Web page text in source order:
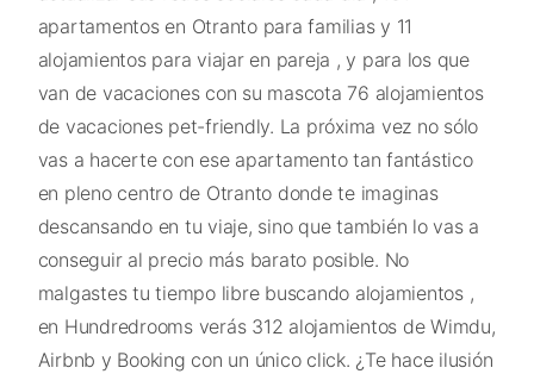
apartamentos en Otranto para familias y 11
alojamientos para viajar en pareja , y para los que
van de vacaciones con su mascota 76 alojamientos
de vacaciones pet-friendly. La próxima vez no sólo
vas a hacerte con ese apartamento tan fantástico
en pleno centro de Otranto donde te imaginas
descansando en tu viaje, sino que también lo vas a
conseguir al precio más barato posible. No
malgastes tu tiempo libre buscando alojamientos ,
en Hundredrooms verás 312 alojamientos de Wimdu,
Airbnb y Booking con un único click. ¿Te hace ilusión